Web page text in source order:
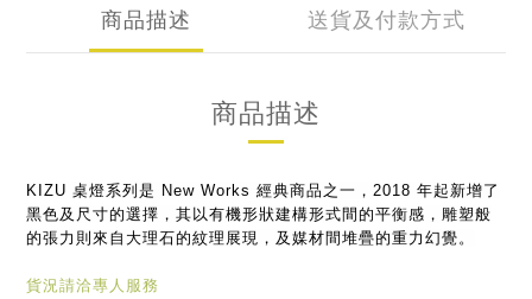
商品描述 送貨及付款方式
商品描述
KIZU 桌燈系列是 New Works 經典商品之一，2018 年起新增了
黑色及尺寸的選擇，其以有機形狀建構形式間的平衡感， 雕塑般
的張力則來自大理石的紋理展現，及媒材間堆疊的重力幻覺。
貨況請洽專人服務